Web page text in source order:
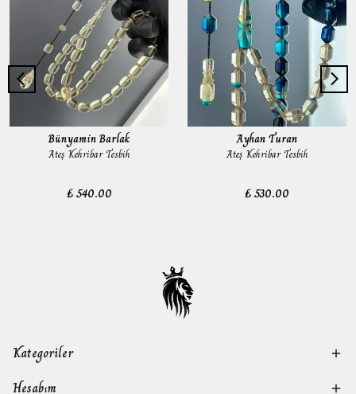
Bünyamin Barlak
Ateş Kehribar Tesbih
₺ 540.00
Ayhan Turan
Ateş Kehribar Tesbih
₺ 530.00
Kategoriler
Hesabım